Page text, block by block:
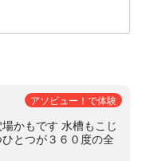
アソビュー！で体験
かもです 水槽もこじ
とつが３６０度の全